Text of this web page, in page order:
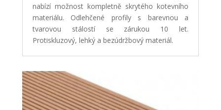
nabízí možnost kompletně skrytého kotevního
materiálu. Odlehčené profily s barevnou a
tvarovou stálostí se zárukou 10 let.
Protiskluzový, lehký a bezúdržbový materiál.